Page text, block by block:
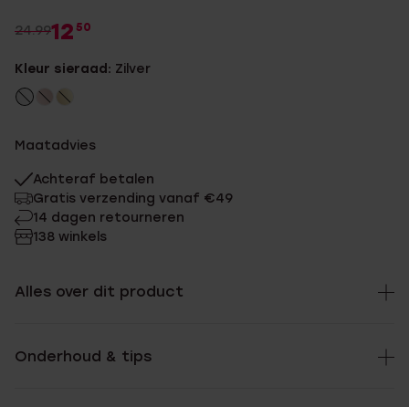
24.9912 50
Kleur sieraad: Zilver
Maatadvies
Achteraf betalen
Gratis verzending vanaf €49
14 dagen retourneren
138 winkels
Alles over dit product
Onderhoud & tips